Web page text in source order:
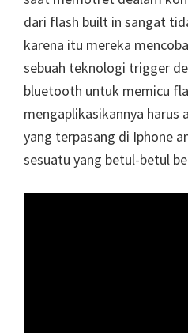
dari flash built in sangat
karena itu mereka
sebuah teknologi trigger
bluetooth untuk memicu
mengaplikasikannya harus
yang terpasang di Iphone
sesuatu yang betul-betul